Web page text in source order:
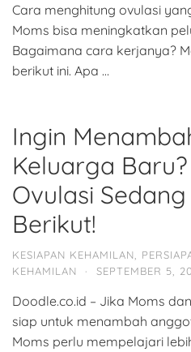
Cara menghitung ovulasi
Moms bisa meningkatkan
Bagaimana cara kerjanya?
berikut ini. Apa …
Ingin
Keluarga
Ovulasi
Berikut!
KESIAPAN KEHAMILAN
KEHAMILAN
· SEPTEMBER 5,
Doodle.co.id – Jika Moms
siap untuk menambah
Moms perlu mempelajari